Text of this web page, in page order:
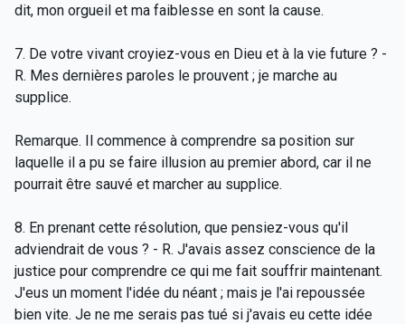
dit, mon orgueil et ma faiblesse en sont la cause.
7. De votre vivant croyiez-vous en Dieu et à la vie future ? -
R. Mes dernières paroles le prouvent ; je marche au
supplice.
Remarque. Il commence à comprendre sa position sur
laquelle il a pu se faire illusion au premier abord, car il ne
pourrait être sauvé et marcher au supplice.
8. En prenant cette résolution, que pensiez-vous qu'il
adviendrait de vous ? - R. J'avais assez conscience de la
justice pour comprendre ce qui me fait souffrir maintenant.
J'eus un moment l'idée du néant ; mais je l'ai repoussée
bien vite. Je ne me serais pas tué si j'avais eu cette idée